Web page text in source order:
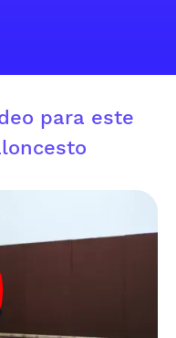
para este